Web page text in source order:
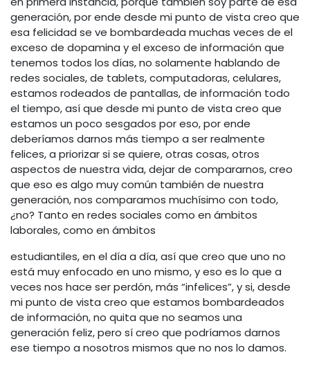
generación, por ende desde mi punto de vista creo que
esa felicidad se ve bombardeada muchas veces de el
exceso de dopamina y el exceso de información que
tenemos todos los días, no solamente hablando de
redes sociales, de tablets, computadoras, celulares,
estamos rodeados de pantallas, de información todo
el tiempo, así que desde mi punto de vista creo que
estamos un poco sesgados por eso, por ende
deberíamos darnos más tiempo a ser realmente
felices, a priorizar si se quiere, otras cosas, otros
aspectos de nuestra vida, dejar de compararnos, creo
que eso es algo muy común también de nuestra
generación, nos comparamos muchísimo con todo,
¿no? Tanto en redes sociales como en ámbitos
laborales, como en ámbitos
estudiantiles, en el día a día, así que creo que uno no
está muy enfocado en uno mismo, y eso es lo que a
veces nos hace ser perdón, más “infelices”, y si, desde
mi punto de vista creo que estamos bombardeados
de información, no quita que no seamos una
generación feliz, pero sí creo que podríamos darnos
ese tiempo a nosotros mismos que no nos lo damos.